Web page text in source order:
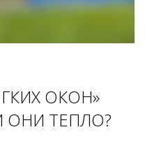
ОКОН»
ОНИ ТЕПЛО?